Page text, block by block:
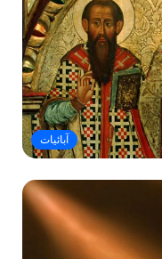
آبائيات